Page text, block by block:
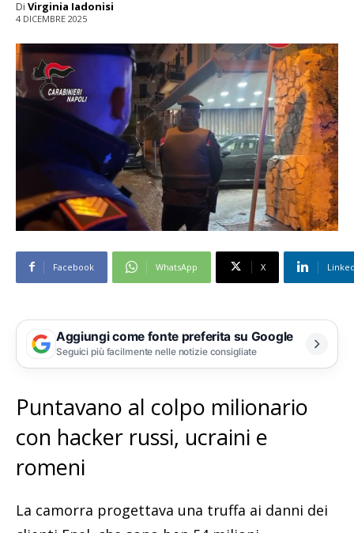
Di Virginia Iadonisi
4 DICEMBRE 2025
Facebook WhatsApp X
Aggiungi come fonte preferita su Google
Seguici più facilmente nelle notizie consigliate
Puntavano al colpo milionario
con hacker russi, ucraini e
romeni
La camorra progettava una truffa ai danni dei